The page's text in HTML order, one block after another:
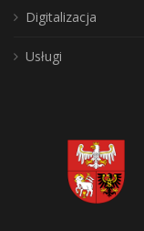
Digitalizacja
Usługi